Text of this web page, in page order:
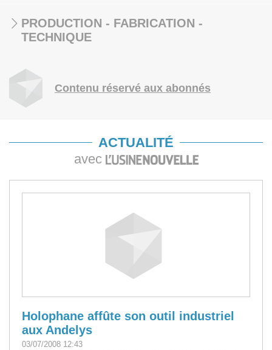
PRODUCTION - FABRICATION -
TECHNIQUE
Contenu réservé aux abonnés
ACTUALITÉ
avec
Holophane affûte son outil industriel
aux Andelys
03/07/2008 12:43